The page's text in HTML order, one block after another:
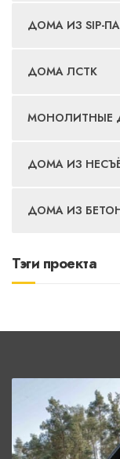
ДОМА ИЗ SIP-
ДОМА ЛСТК
МОНОЛИТНЫЕ
ДОМА ИЗ
ДОМА ИЗ
Тэги проекта